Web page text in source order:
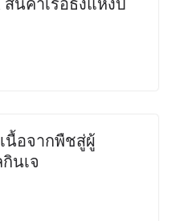
นื้อจากพืชสู่ผู้
นเจ